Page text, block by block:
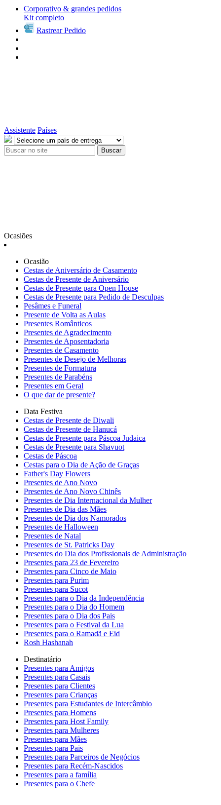
Corporativo & grandes pedidos
Kit completo
Rastrear Pedido
Assistente Países
Buscar
Ocasiões
Ocasião
Cestas de Aniversário de Casamento
Cestas de Presente de Aniversário
Cestas de Presente para Open House
Cestas de Presente para Pedido de Desculpas
Pesâmes e Funeral
Presente de Volta as Aulas
Presentes Românticos
Presentes de Agradecimento
Presentes de Aposentadoria
Presentes de Casamento
Presentes de Desejo de Melhoras
Presentes de Formatura
Presentes de Parabéns
Presentes em Geral
O que dar de presente?
Data Festiva
Cestas de Presente de Diwali
Cestas de Presente de Hanucá
Cestas de Presente para Páscoa Judaica
Cestas de Presente para Shavuot
Cestas de Páscoa
Cestas para o Dia de Ação de Graças
Father's Day Flowers
Presentes de Ano Novo
Presentes de Ano Novo Chinês
Presentes de Dia Internacional da Mulher
Presentes de Dia das Mães
Presentes de Dia dos Namorados
Presentes de Halloween
Presentes de Natal
Presentes de St. Patricks Day
Presentes do Dia dos Profissionais de Administração
Presentes para 23 de Fevereiro
Presentes para Cinco de Maio
Presentes para Purim
Presentes para Sucot
Presentes para o Dia da Independência
Presentes para o Dia do Homem
Presentes para o Dia dos Pais
Presentes para o Festival da Lua
Presentes para o Ramadã e Eid
Rosh Hashanah
Destinatário
Presentes para Amigos
Presentes para Casais
Presentes para Clientes
Presentes para Crianças
Presentes para Estudantes de Intercâmbio
Presentes para Homens
Presentes para Host Family
Presentes para Mulheres
Presentes para Mães
Presentes para Pais
Presentes para Parceiros de Negócios
Presentes para Recém-Nascidos
Presentes para a família
Presentes para o Chefe